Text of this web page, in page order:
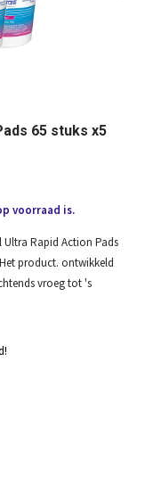
65 stuks x5
voorraad is.
Ultra Rapid Action Pads
product. ontwikkeld
vroeg tot 's